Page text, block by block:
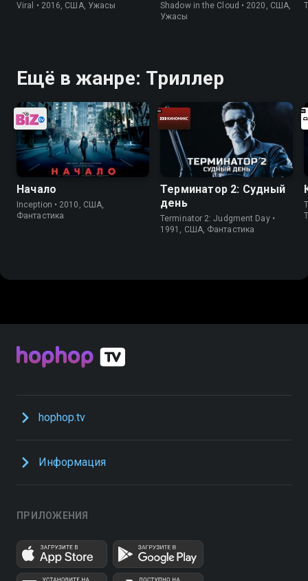
Viral • 2016, США, Ужасы
Shadow in the Cloud • 2020, США,
Ужасы
Ещё в жанре: Триллер
Начало
Inception • 2010, США,
Фантастика
Терминатор 2: Судный
день
Terminator 2: Judgment Day •
1991, США, Фантастика
hophop.tv
Информация
ПРИЛОЖЕНИЯ